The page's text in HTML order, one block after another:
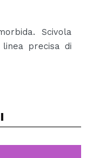
Scivola
precisa di